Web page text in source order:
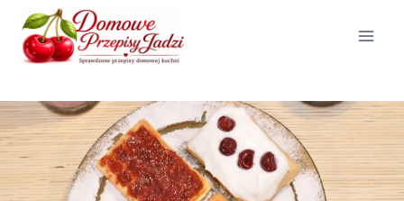
Przejdź
treści